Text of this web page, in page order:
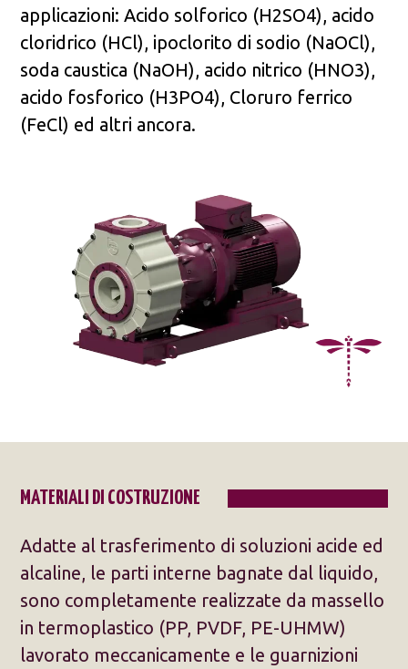
applicazioni: Acido solforico (H2SO4), acido
cloridrico (HCl), ipoclorito di sodio (NaOCl),
soda caustica (NaOH), acido nitrico (HNO3),
acido fosforico (H3PO4), Cloruro ferrico
(FeCl) ed altri ancora.
MATERIALI DI COSTRUZIONE
Adatte al trasferimento di soluzioni acide ed
alcaline, le parti interne bagnate dal liquido,
sono completamente realizzate da massello
in termoplastico (PP, PVDF, PE-UHMW)
lavorato meccanicamente e le guarnizioni